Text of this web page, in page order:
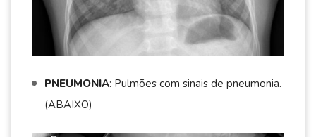
PNEUMONIA: Pulmões com sinais de pneumonia.
(ABAIXO)